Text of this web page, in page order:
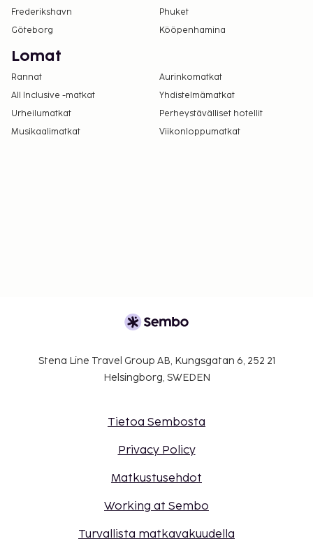
Frederikshavn
Phuket
Göteborg
Kööpenhamina
Lomat
Rannat
Aurinkomatkat
All Inclusive -matkat
Yhdistelmämatkat
Urheilumatkat
Perheystävälliset hotellit
Musikaalimatkat
Viikonloppumatkat
Stena Line Travel Group AB, Kungsgatan 6, 252 21
Helsingborg, SWEDEN
Tietoa Sembosta
Privacy Policy
Matkustusehdot
Working at Sembo
Turvallista matkavakuudella